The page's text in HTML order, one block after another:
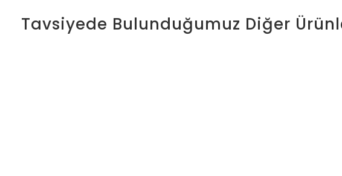
Tavsiyede Bulunduğumuz Diğer